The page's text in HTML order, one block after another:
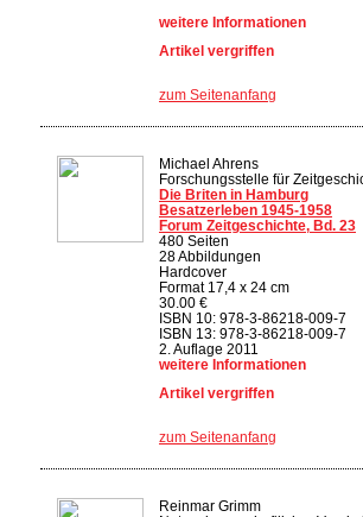
weitere Informationen
Artikel vergriffen
zum Seitenanfang
Michael Ahrens
Forschungsstelle für
Die Briten in Hamburg
Besatzerleben 1945-1958
Forum Zeitgeschichte, Bd. 23
480 Seiten
28 Abbildungen
Hardcover
Format 17,4 x 24 cm
30.00 €
ISBN 10: 978-3-86218-009-7
ISBN 13: 978-3-86218-009-7
2. Auflage 2011
weitere Informationen
Artikel vergriffen
zum Seitenanfang
Reinmar Grimm